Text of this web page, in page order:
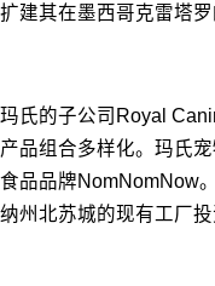
扩建其在墨西哥克雷塔
玛氏的子公司Royal
产品组合多样化。玛氏
食品品牌NomNomNow
纳州北苏城的现有工厂